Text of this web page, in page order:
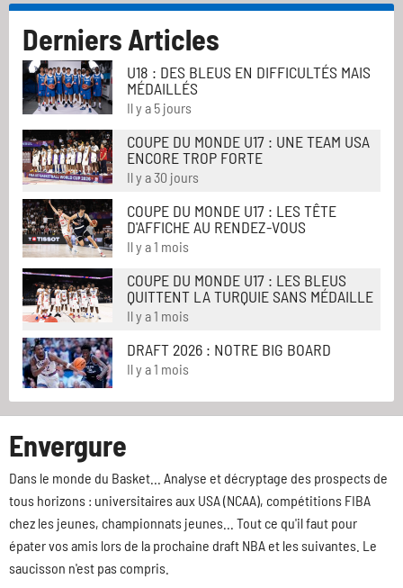
Derniers Articles
U18 : DES BLEUS EN DIFFICULTÉS MAIS
MÉDAILLÉS
Il y a 5 jours
COUPE DU MONDE U17 : UNE TEAM USA
ENCORE TROP FORTE
Il y a 30 jours
COUPE DU MONDE U17 : LES TÊTE
D'AFFICHE AU RENDEZ-VOUS
Il y a 1 mois
COUPE DU MONDE U17 : LES BLEUS
QUITTENT LA TURQUIE SANS MÉDAILLE
Il y a 1 mois
DRAFT 2026 : NOTRE BIG BOARD
Il y a 1 mois
Envergure
Dans le monde du Basket... Analyse et décryptage des prospects de
tous horizons : universitaires aux USA (NCAA), compétitions FIBA
chez les jeunes, championnats jeunes... Tout ce qu'il faut pour
épater vos amis lors de la prochaine draft NBA et les suivantes. Le
saucisson n'est pas compris.